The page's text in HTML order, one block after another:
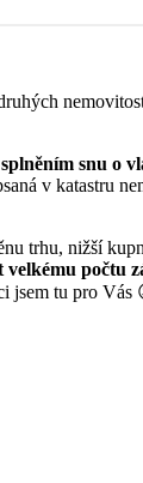
snu o
v
trhu, nižší
počtu
jsem tu pro Vás